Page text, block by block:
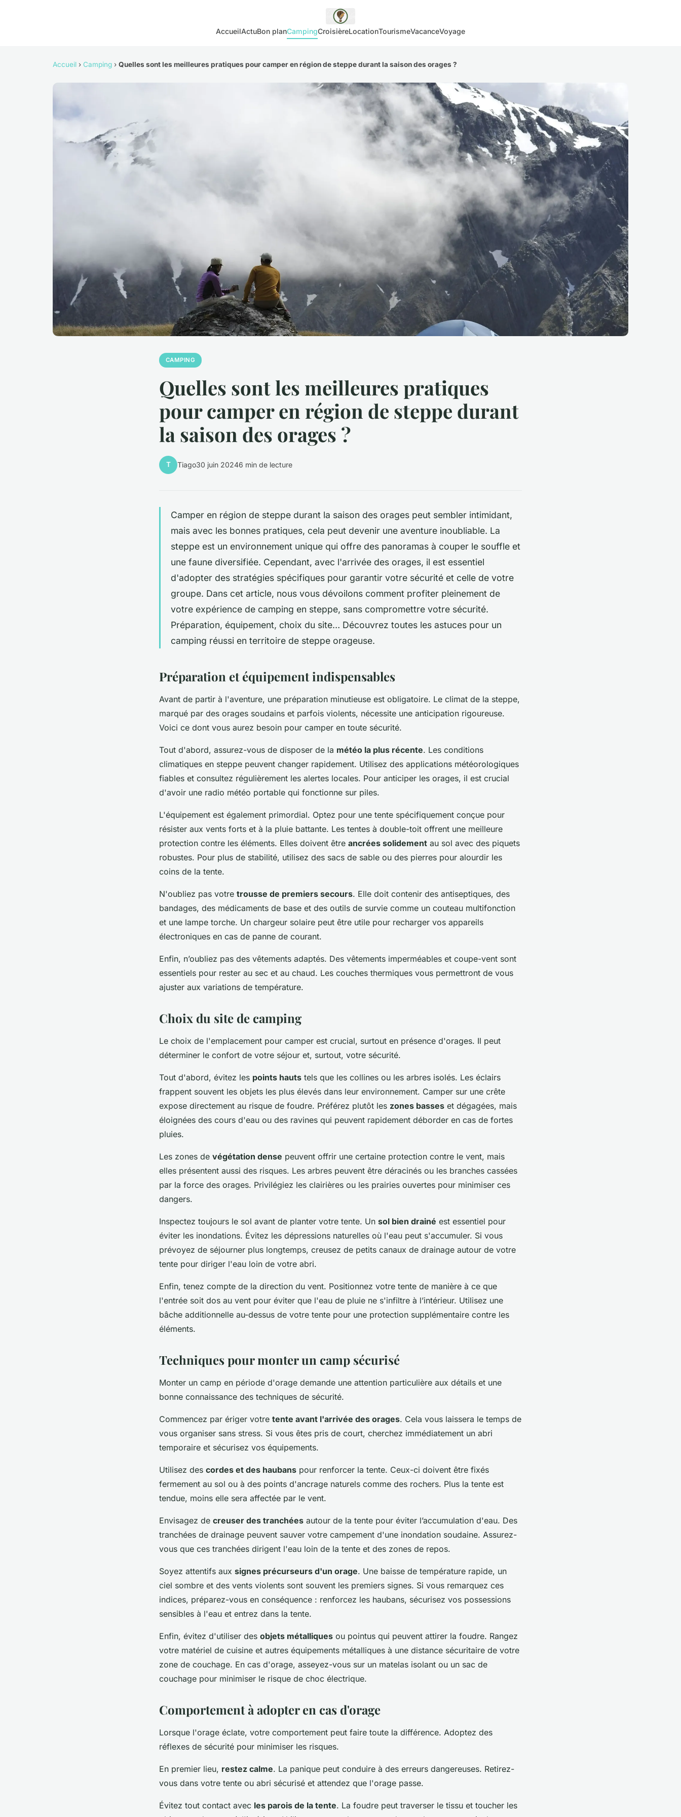
AccueilActuBon planCampingCroisièreLocationTourismeVacanceVoyage
Accueil › Camping › Quelles sont les meilleures pratiques pour camper en région de steppe durant la saison des orages ?
CAMPING
Quelles sont les meilleures pratiques
pour camper en région de steppe durant
la saison des orages ?
T Tiago30 juin 20246 min de lecture
Camper en région de steppe durant la saison des orages peut sembler intimidant,
mais avec les bonnes pratiques, cela peut devenir une aventure inoubliable. La
steppe est un environnement unique qui offre des panoramas à couper le souffle et
une faune diversifiée. Cependant, avec l'arrivée des orages, il est essentiel
d'adopter des stratégies spécifiques pour garantir votre sécurité et celle de votre
groupe. Dans cet article, nous vous dévoilons comment profiter pleinement de
votre expérience de camping en steppe, sans compromettre votre sécurité.
Préparation, équipement, choix du site… Découvrez toutes les astuces pour un
camping réussi en territoire de steppe orageuse.
Préparation et équipement indispensables
Avant de partir à l'aventure, une préparation minutieuse est obligatoire. Le climat de la steppe,
marqué par des orages soudains et parfois violents, nécessite une anticipation rigoureuse.
Voici ce dont vous aurez besoin pour camper en toute sécurité.
Tout d'abord, assurez-vous de disposer de la météo la plus récente. Les conditions
climatiques en steppe peuvent changer rapidement. Utilisez des applications météorologiques
fiables et consultez régulièrement les alertes locales. Pour anticiper les orages, il est crucial
d'avoir une radio météo portable qui fonctionne sur piles.
L'équipement est également primordial. Optez pour une tente spécifiquement conçue pour
résister aux vents forts et à la pluie battante. Les tentes à double-toit offrent une meilleure
protection contre les éléments. Elles doivent être ancrées solidement au sol avec des piquets
robustes. Pour plus de stabilité, utilisez des sacs de sable ou des pierres pour alourdir les
coins de la tente.
N'oubliez pas votre trousse de premiers secours. Elle doit contenir des antiseptiques, des
bandages, des médicaments de base et des outils de survie comme un couteau multifonction
et une lampe torche. Un chargeur solaire peut être utile pour recharger vos appareils
électroniques en cas de panne de courant.
Enfin, n’oubliez pas des vêtements adaptés. Des vêtements imperméables et coupe-vent sont
essentiels pour rester au sec et au chaud. Les couches thermiques vous permettront de vous
ajuster aux variations de température.
Choix du site de camping
Le choix de l'emplacement pour camper est crucial, surtout en présence d'orages. Il peut
déterminer le confort de votre séjour et, surtout, votre sécurité.
Tout d'abord, évitez les points hauts tels que les collines ou les arbres isolés. Les éclairs
frappent souvent les objets les plus élevés dans leur environnement. Camper sur une crête
expose directement au risque de foudre. Préférez plutôt les zones basses et dégagées, mais
éloignées des cours d'eau ou des ravines qui peuvent rapidement déborder en cas de fortes
pluies.
Les zones de végétation dense peuvent offrir une certaine protection contre le vent, mais
elles présentent aussi des risques. Les arbres peuvent être déracinés ou les branches cassées
par la force des orages. Privilégiez les clairières ou les prairies ouvertes pour minimiser ces
dangers.
Inspectez toujours le sol avant de planter votre tente. Un sol bien drainé est essentiel pour
éviter les inondations. Évitez les dépressions naturelles où l'eau peut s'accumuler. Si vous
prévoyez de séjourner plus longtemps, creusez de petits canaux de drainage autour de votre
tente pour diriger l'eau loin de votre abri.
Enfin, tenez compte de la direction du vent. Positionnez votre tente de manière à ce que
l'entrée soit dos au vent pour éviter que l'eau de pluie ne s'infiltre à l’intérieur. Utilisez une
bâche additionnelle au-dessus de votre tente pour une protection supplémentaire contre les
éléments.
Techniques pour monter un camp sécurisé
Monter un camp en période d'orage demande une attention particulière aux détails et une
bonne connaissance des techniques de sécurité.
Commencez par ériger votre tente avant l'arrivée des orages. Cela vous laissera le temps de
vous organiser sans stress. Si vous êtes pris de court, cherchez immédiatement un abri
temporaire et sécurisez vos équipements.
Utilisez des cordes et des haubans pour renforcer la tente. Ceux-ci doivent être fixés
fermement au sol ou à des points d'ancrage naturels comme des rochers. Plus la tente est
tendue, moins elle sera affectée par le vent.
Envisagez de creuser des tranchées autour de la tente pour éviter l’accumulation d'eau. Des
tranchées de drainage peuvent sauver votre campement d'une inondation soudaine. Assurez-
vous que ces tranchées dirigent l'eau loin de la tente et des zones de repos.
Soyez attentifs aux signes précurseurs d'un orage. Une baisse de température rapide, un
ciel sombre et des vents violents sont souvent les premiers signes. Si vous remarquez ces
indices, préparez-vous en conséquence : renforcez les haubans, sécurisez vos possessions
sensibles à l'eau et entrez dans la tente.
Enfin, évitez d'utiliser des objets métalliques ou pointus qui peuvent attirer la foudre. Rangez
votre matériel de cuisine et autres équipements métalliques à une distance sécuritaire de votre
zone de couchage. En cas d'orage, asseyez-vous sur un matelas isolant ou un sac de
couchage pour minimiser le risque de choc électrique.
Comportement à adopter en cas d'orage
Lorsque l'orage éclate, votre comportement peut faire toute la différence. Adoptez des
réflexes de sécurité pour minimiser les risques.
En premier lieu, restez calme. La panique peut conduire à des erreurs dangereuses. Retirez-
vous dans votre tente ou abri sécurisé et attendez que l'orage passe.
Évitez tout contact avec les parois de la tente. La foudre peut traverser le tissu et toucher les